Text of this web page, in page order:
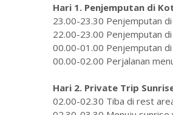
Hari 1. Penjemputan di
23.00-23.30 Penjemputan
22.00-23.00 Penjemputan
00.00-01.00 Penjemputan
00.00-02.00 Perjalanan
Hari 2. Private Trip
02.00-02.30 Tiba di rest